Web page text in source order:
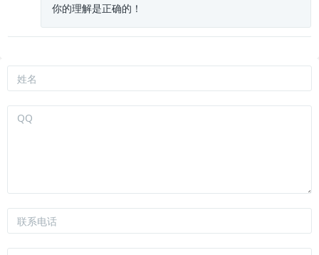
你的理解是正确的！